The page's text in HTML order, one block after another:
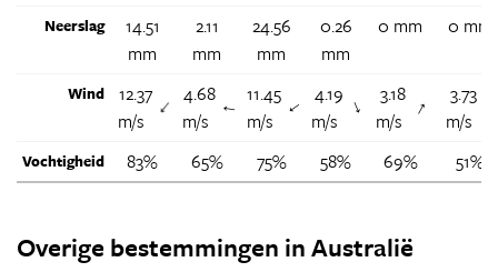
Neerslag
14.51
mm
2.11
mm
24.56
mm
0.26
mm
0 mm 0 mm
Wind
12.37
m/s
↑
4.68
m/s
↑
11.45
m/s ↑
4.19
m/s
↑
3.18
m/s
↑
3.73
m/s
Vochtigheid 83% 65% 75% 58% 69% 51%
Overige bestemmingen in Australië